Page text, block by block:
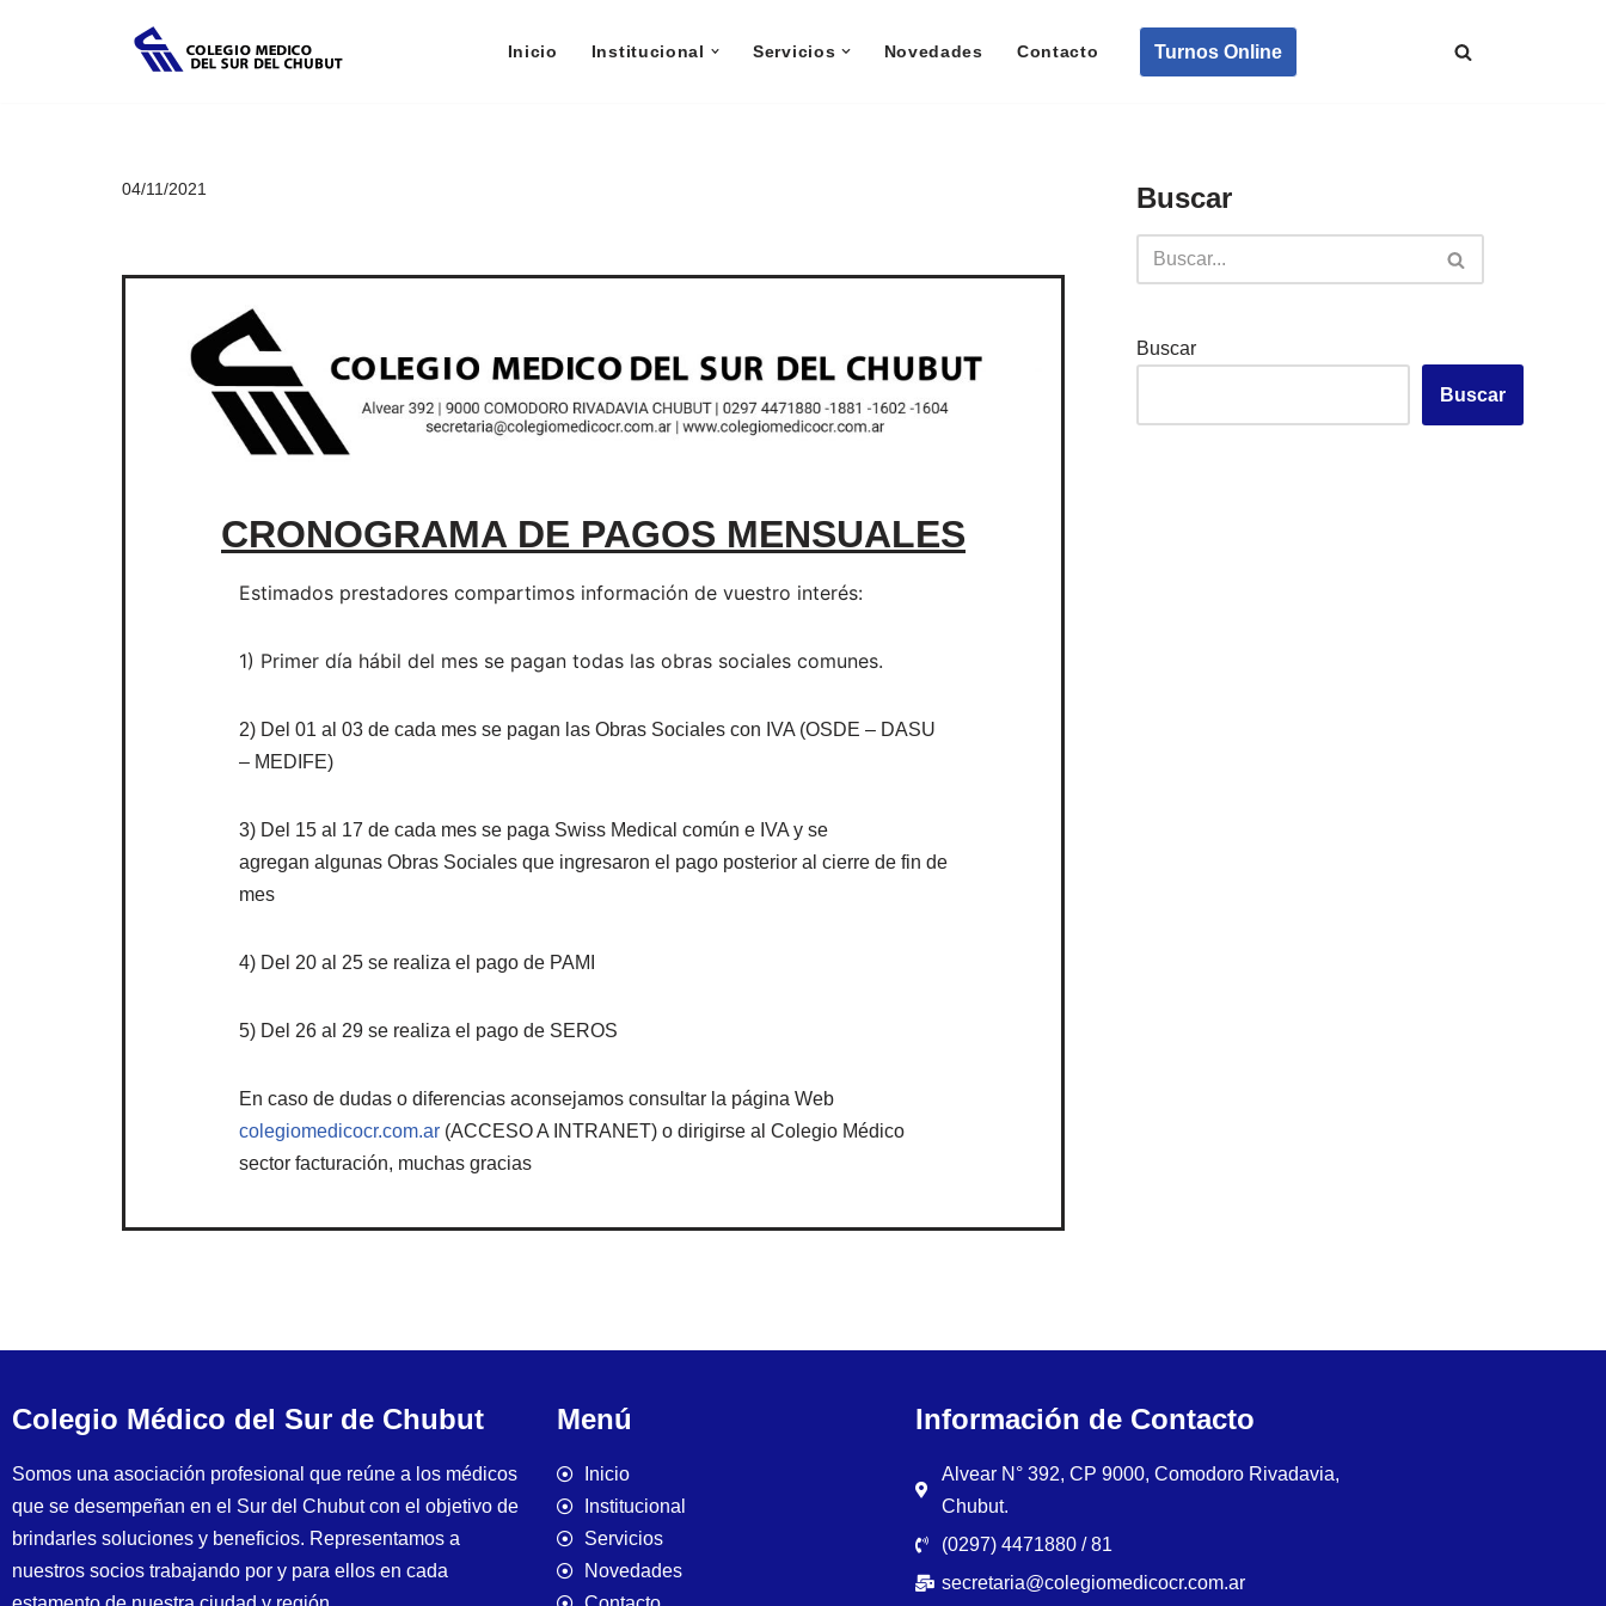
Inicio Institucional Servicios Novedades Contacto Turnos Online
04/11/2021
CRONOGRAMA DE PAGOS MENSUALES
Estimados prestadores compartimos información de vuestro interés:
1) Primer día hábil del mes se pagan todas las obras sociales comunes.
2) Del 01 al 03 de cada mes se pagan las Obras Sociales con IVA (OSDE – DASU
– MEDIFE)
3) Del 15 al 17 de cada mes se paga Swiss Medical común e IVA y se
agregan algunas Obras Sociales que ingresaron el pago posterior al cierre de fin de
mes
4) Del 20 al 25 se realiza el pago de PAMI
5) Del 26 al 29 se realiza el pago de SEROS
En caso de dudas o diferencias aconsejamos consultar la página Web
colegiomedicocr.com.ar (ACCESO A INTRANET) o dirigirse al Colegio Médico
sector facturación, muchas gracias
Buscar
Buscar
Buscar
Colegio Médico del Sur de Chubut
Somos una asociación profesional que reúne a los médicos
que se desempeñan en el Sur del Chubut con el objetivo de
brindarles soluciones y beneficios. Representamos a
nuestros socios trabajando por y para ellos en cada
Menú
Inicio
Institucional
Servicios
Novedades
Información de Contacto
Alvear N° 392, CP 9000, Comodoro Rivadavia,
Chubut.
(0297) 4471880 / 81
secretaria@colegiomedicocr.com.ar